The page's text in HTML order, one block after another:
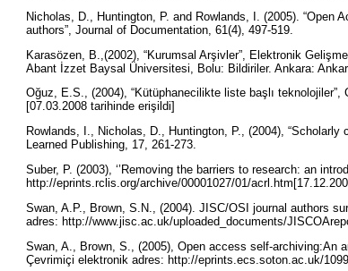
Nicholas, D., Huntington, P. and Rowlands, I. (2005). “Open
authors”, Journal of Documentation, 61(4), 497-519.
Karasözen, B.,(2002), “Kurumsal Arşivler”, Elektronik
Abant İzzet Baysal Üniversitesi, Bolu: Bildiriler. Ankara:
Oğuz, E.S., (2004), “Kütüphanecilikte liste başlı
[07.03.2008 tarihinde erişildi]
Rowlands, I., Nicholas, D., Huntington, P., (2004),
Learned Publishing, 17, 261-273.
Suber, P. (2003), ‘’Removing the barriers to research: an
http://eprints.rclis.org/archive/00001027/01/
Swan, A.P., Brown, S.N., (2004). JISC/OSI journal authors
adres: http://www.jisc.ac.uk/uploaded_documents/
Swan, A., Brown, S., (2005), Open access self-archiving:An
Çevrimiçi elektronik adres: http://eprints.ecs.soton.ac.uk/